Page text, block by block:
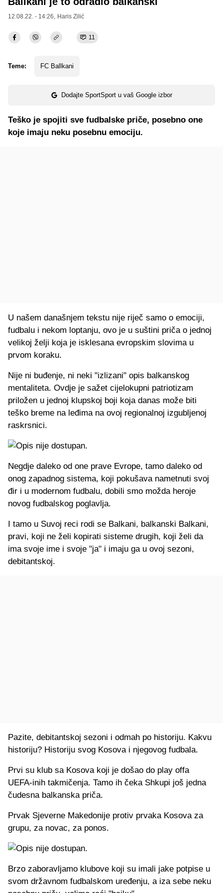
12.08.22. - 14:26, Haris Zilić
11
Teme: FC Ballkani
Dodajte SportSport u vaš Google izbor
Teško je spojiti sve fudbalske priče, posebno one
koje imaju neku posebnu emociju.
U našem današnjem tekstu nije riječ samo o emociji,
fudbalu i nekom loptanju, ovo je u suštini priča o jednoj
velikoj želji koja je isklesana evropskim slovima u
prvom koraku.
Nije ni buđenje, ni neki "izlizani" opis balkanskog
mentaliteta. Ovdje je sažet cijelokupni patriotizam
priložen u jednoj klupskoj boji koja danas može biti
teško breme na leđima na ovoj regionalnoj izgubljenoj
raskrsnici.
Negdje daleko od one prave Evrope, tamo daleko od
onog zapadnog sistema, koji pokušava nametnuti svoj
đir i u modernom fudbalu, dobili smo možda heroje
novog fudbalskog poglavlja.
I tamo u Suvoj reci rodi se Balkani, balkanski Balkani,
pravi, koji ne želi kopirati sisteme drugih, koji želi da
ima svoje ime i svoje "ja" i imaju ga u ovoj sezoni,
debitantskoj.
Pazite, debitantskoj sezoni i odmah po historiju. Kakvu
historiju? Historiju svog Kosova i njegovog fudbala.
Prvi su klub sa Kosova koji je došao do play offa
UEFA-inih takmičenja. Tamo ih čeka Shkupi još jedna
čudesna balkanska priča.
Prvak Sjeverne Makedonije protiv prvaka Kosova za
grupu, za novac, za ponos.
Brzo zaboravljamo klubove koji su imali jake potpise u
svom državnom fudbalskom uređenju, a iza sebe neku